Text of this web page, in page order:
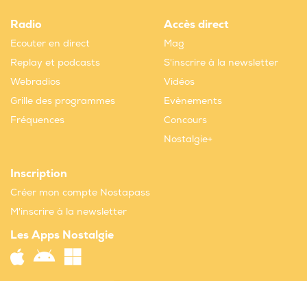
Radio
Ecouter en direct
Replay et podcasts
Webradios
Grille des programmes
Fréquences
Accès direct
Mag
S'inscrire à la newsletter
Vidéos
Evènements
Concours
Nostalgie+
Inscription
Créer mon compte Nostapass
M'inscrire à la newsletter
Les Apps Nostalgie